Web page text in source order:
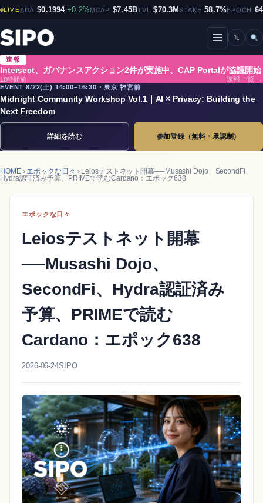
LIVEADA $0.1994 +0.2%MCAP $7.45BTVL $70.3MSTAKE 58.7%EPOCH
メニューを開閉
𝕏
速報
Intersect、ガバナンスアクション2件が実施中、CAP Portalが協議開始
10時間前
速報一覧 →
EVENT 8/22(土) 14:00–16:30・東京 神宮前
Midnight Community Workshop Vol.1｜AI × Privacy: Building the
Next Freedom
詳細を読む 参加登録（無料・承認制）
HOME› エポックな日々 › Leiosテストネット開幕──Musashi Dojo、SecondFi、
Hydra認証済み予算、PRIMEで読むCardano：エポック638
エポックな日々
Leiosテストネット開幕
──Musashi Dojo、
SecondFi、Hydra認証済み
予算、PRIMEで読む
Cardano：エポック638
2026-06-24SIPO